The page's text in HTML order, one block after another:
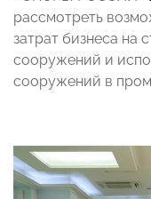
рассмотреть
затрат бизнеса на
сооружений и
сооружений в